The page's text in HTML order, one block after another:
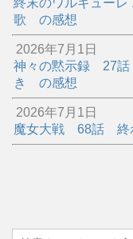
歌 の感想
2026年7月1日
神々の黙示録 27
き の感想
2026年7月1日
魔女大戦 68話 終